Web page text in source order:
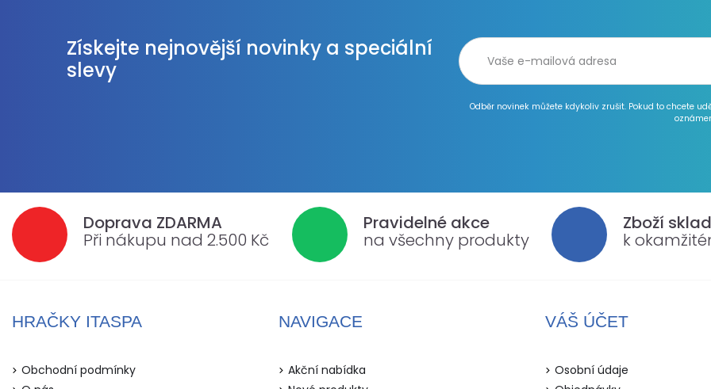
Získejte nejnovější novinky a speciální
slevy
Odběr novinek můžete kdykoliv zrušit. Pokud to chcete
Doprava ZDARMA
Při nákupu nad 2.500 Kč
Pravidelné akce
na všechny produkty
Zboží
k
HRAČKY ITASPA
Obchodní podmínky
NAVIGACE
Akční nabídka
VÁŠ ÚČET
Osobní údaje